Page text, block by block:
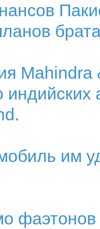
Mahindra
индийских
им
фаэтонов